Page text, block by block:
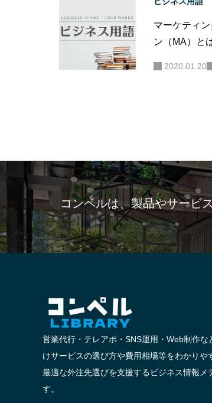
マーケティ
ン（MA）と
2020.01.20
コンペルは、製品やサービ
営業代行・テレアポ・SNS運用・Web制作な
けサービスの選び方や費用相場等をわかりや
最適な外注先選びを支援するビジネス情報メ
す。